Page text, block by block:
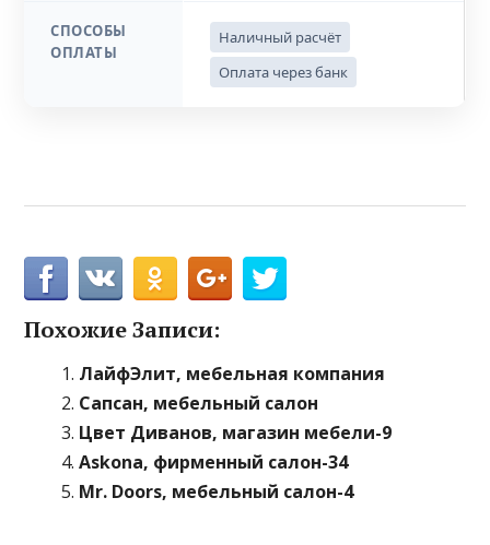
СПОСОБЫ
ОПЛАТЫ
Наличный расчёт
Оплата через банк
Похожие Записи:
ЛайфЭлит, мебельная компания
Сапсан, мебельный салон
Цвет Диванов, магазин мебели-9
Askona, фирменный салон-34
Mr. Doors, мебельный салон-4